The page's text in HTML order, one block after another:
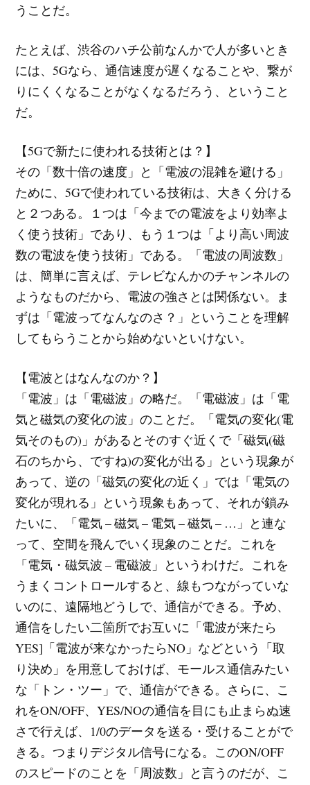
うことだ。
たとえば、渋谷のハチ公前なんかで人が多いとき
には、5Gなら、通信速度が遅くなることや、繋が
りにくくなることがなくなるだろう、ということ
だ。
【5Gで新たに使われる技術とは？】
その「数十倍の速度」と「電波の混雑を避ける」
ために、5Gで使われている技術は、大きく分ける
と２つある。１つは「今までの電波をより効率よ
く使う技術」であり、もう１つは「より高い周波
数の電波を使う技術」である。「電波の周波数」
は、簡単に言えば、テレビなんかのチャンネルの
ようなものだから、電波の強さとは関係ない。ま
ずは「電波ってなんなのさ？」ということを理解
してもらうことから始めないといけない。
【電波とはなんなのか？】
「電波」は「電磁波」の略だ。「電磁波」は「電
気と磁気の変化の波」のことだ。「電気の変化(電
気そのもの)」があるとそのすぐ近くで「磁気(磁
石のちから、ですね)の変化が出る」という現象が
あって、逆の「磁気の変化の近く」では「電気の
変化が現れる」という現象もあって、それが鎖み
たいに、「電気 – 磁気 – 電気 – 磁気 – …」と連な
って、空間を飛んでいく現象のことだ。これを
「電気・磁気波 – 電磁波」というわけだ。これを
うまくコントロールすると、線もつながっていな
いのに、遠隔地どうしで、通信ができる。予め、
通信をしたい二箇所でお互いに「電波が来たら
YES]「電波が来なかったらNO」などという「取
り決め」を用意しておけば、モールス通信みたい
な「トン・ツー」で、通信ができる。さらに、こ
れをON/OFF、YES/NOの通信を目にも止まらぬ速
さで行えば、1/0のデータを送る・受けることがで
きる。つまりデジタル信号になる。このON/OFF
のスピードのことを「周波数」と言うのだが、こ